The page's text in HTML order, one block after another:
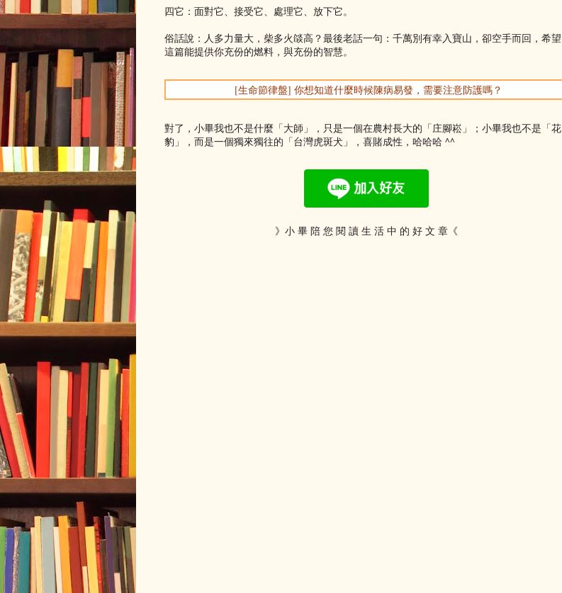
四它：面對它、接受它、處理它、放下它。
俗話說：人多力量大，柴多火燄高？最後老話一句：千萬別有幸入寶山，卻空手而回，希望
這篇能提供你充份的燃料，與充份的智慧。
[生命節律盤] 你想知道什麼時候陳病易發，需要注意防護嗎？
對了，小畢我也不是什麼「大師」，只是一個在農村長大的「庄腳崧」；小畢我也不是「花
豹」，而是一個獨來獨往的「台灣虎斑犬」，喜賭成性，哈哈哈 ^^
》小 畢 陪 您 閱 讀 生 活 中 的 好 文 章《